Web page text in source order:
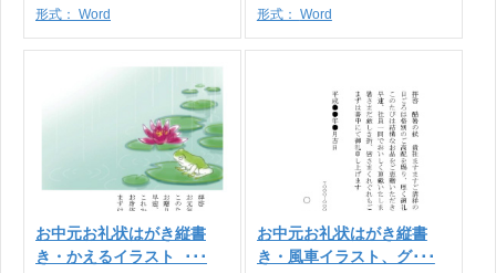
形式： Word 形式： Word
お中元お礼状はがき縦書
き・かえるイラスト_･･･
お中元お礼状はがき縦書
き・風車イラスト、グ･･･